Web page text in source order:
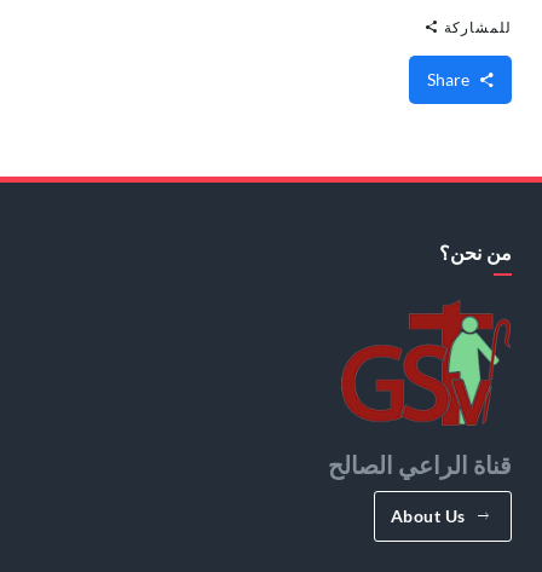
للمشاركة
من نحن؟
قناة الراعي الصالح
About Us